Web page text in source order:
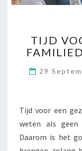
TIJD
29
Tijd voor een
weten als
Daarom is het